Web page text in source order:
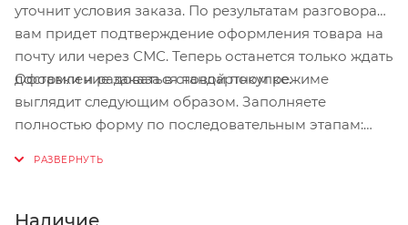
уточнит условия заказа. По результатам разговора
вам придет подтверждение оформления товара на
почту или через СМС. Теперь останется только ждать
доставки и радоваться новой покупке.
Оформление заказа в стандартном режиме
выглядит следующим образом. Заполняете
полностью форму по последовательным этапам:
Нажмите кнопку «Оформить заказ».
Наличие